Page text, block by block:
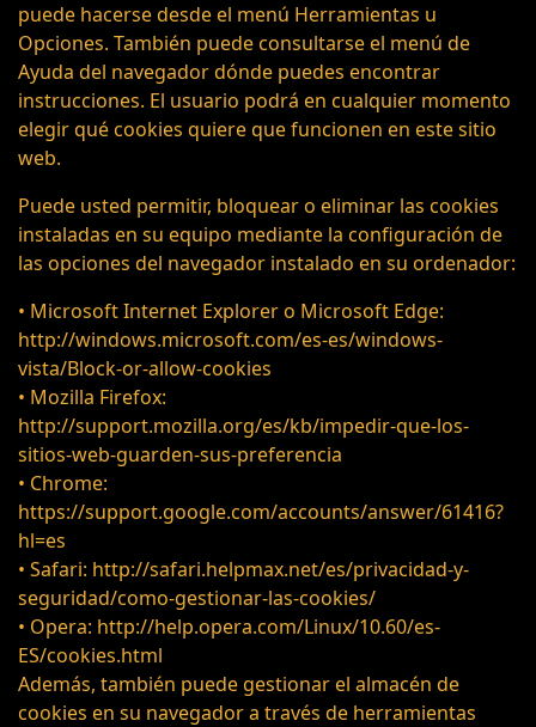
puede hacerse desde el menú Herramientas u
Opciones. También puede consultarse el menú de
Ayuda del navegador dónde puedes encontrar
instrucciones. El usuario podrá en cualquier momento
elegir qué cookies quiere que funcionen en este sitio
web.
Puede usted permitir, bloquear o eliminar las cookies
instaladas en su equipo mediante la configuración de
las opciones del navegador instalado en su ordenador:
• Microsoft Internet Explorer o Microsoft Edge:
http://windows.microsoft.com/es-es/windows-
vista/Block-or-allow-cookies
• Mozilla Firefox:
http://support.mozilla.org/es/kb/impedir-que-los-
sitios-web-guarden-sus-preferencia
• Chrome:
https://support.google.com/accounts/answer/61416?
hl=es
• Safari: http://safari.helpmax.net/es/privacidad-y-
seguridad/como-gestionar-las-cookies/
• Opera: http://help.opera.com/Linux/10.60/es-
ES/cookies.html
Además, también puede gestionar el almacén de
cookies en su navegador a través de herramientas